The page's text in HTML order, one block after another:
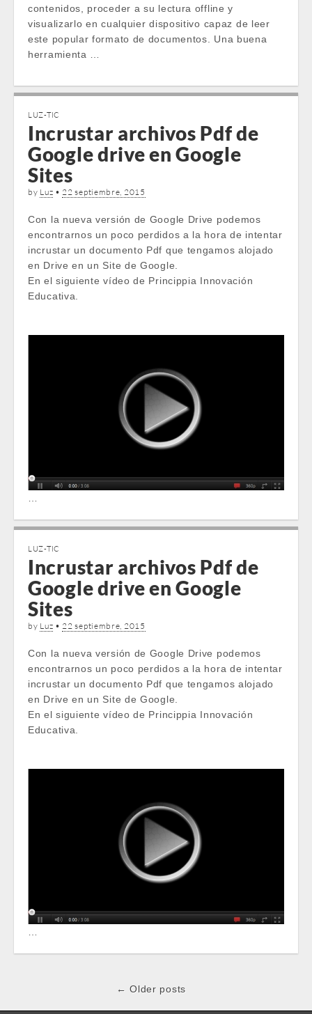
contenidos, proceder a su lectura offline y
visualizarlo en cualquier dispositivo capaz de leer
este popular formato de documentos. Una buena
herramienta …
LUZ-TIC
Incrustar archivos Pdf de
Google drive en Google
Sites
by Luz • 22 septiembre, 2015
Con la nueva versión de Google Drive podemos
encontrarnos un poco perdidos a la hora de intentar
incrustar un documento Pdf que tengamos alojado
en Drive en un Site de Google.
En el siguiente vídeo de Princippia Innovación
Educativa.
LUZ-TIC
Incrustar archivos Pdf de
Google drive en Google
Sites
by Luz • 22 septiembre, 2015
Con la nueva versión de Google Drive podemos
encontrarnos un poco perdidos a la hora de intentar
incrustar un documento Pdf que tengamos alojado
en Drive en un Site de Google.
En el siguiente vídeo de Princippia Innovación
Educativa.
navigation
← Older posts